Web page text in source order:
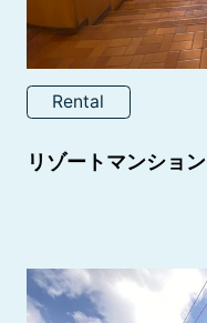
Rental
リゾートマンション